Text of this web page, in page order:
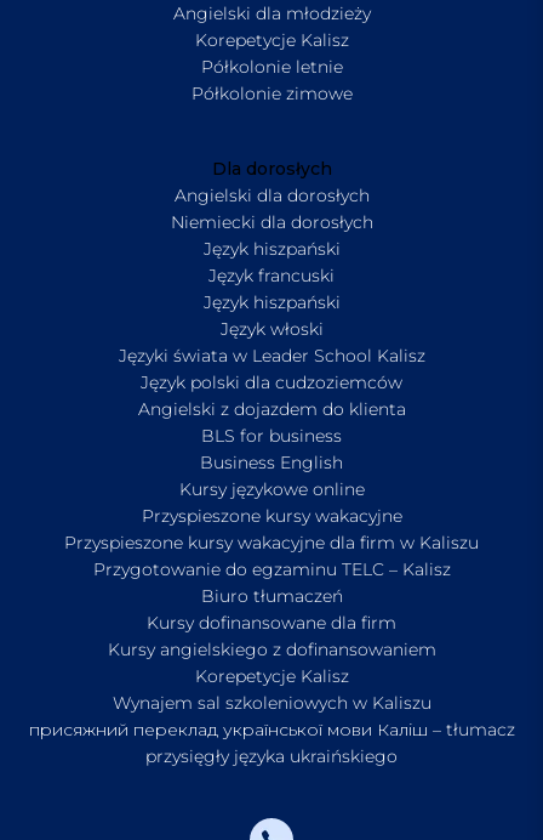
Angielski dla młodzieży
Korepetycje Kalisz
Półkolonie letnie
Półkolonie zimowe
Dla dorosłych
Angielski dla dorosłych
Niemiecki dla dorosłych
Język hiszpański
Język francuski
Język hiszpański
Język włoski
Języki świata w Leader School Kalisz
Język polski dla cudzoziemców
Angielski z dojazdem do klienta
BLS for business
Business English
Kursy językowe online
Przyspieszone kursy wakacyjne
Przyspieszone kursy wakacyjne dla firm w Kaliszu
Przygotowanie do egzaminu TELC – Kalisz
Biuro tłumaczeń
Kursy dofinansowane dla firm
Kursy angielskiego z dofinansowaniem
Korepetycje Kalisz
Wynajem sal szkoleniowych w Kaliszu
присяжний переклад української мови Каліш – tłumacz
przysięgły języka ukraińskiego